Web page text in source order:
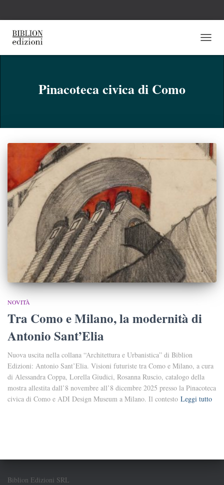
Pinacoteca civica di Como
NOVITÀ
Tra Como e Milano, la modernità di
Antonio Sant’Elia
Nuova uscita nella collana “Architettura e Urbanistica” di Biblion
Edizioni: Antonio Sant’Elia. Visioni futuriste tra Como e Milano, a cura
di Alessandra Coppa, Lorella Giudici, Rosanna Ruscio, catalogo della
mostra allestita dall’8 novembre all’8 dicembre 2025 presso la Pinacoteca
civica di Como e ADI Design Museum a Milano. Il contesto Leggi tutto
Biblion Edizioni SRL